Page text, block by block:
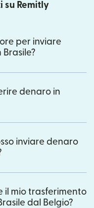
su Remitly
per inviare
denaro in
inviare denaro
il mio trasferimento
dal Belgio?